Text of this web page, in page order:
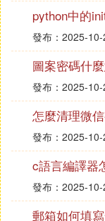
SupeSite
社區門戶，
功能，對
的完美聚合
示的最佳平
SupeSite
基本使用
對於每一
改網站名
Logo、網
添加友情
python中的
發布：2025-
圖案密碼什
發布：2025-
怎麼清理微
發布：2025-
c語言編譯器
發布：2025-
郵箱如何填